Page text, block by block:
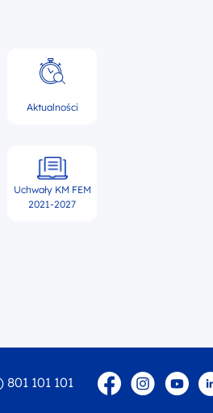
Aktualności
Uchwały KM FEM
2021-2027
801 101 101 Facebook